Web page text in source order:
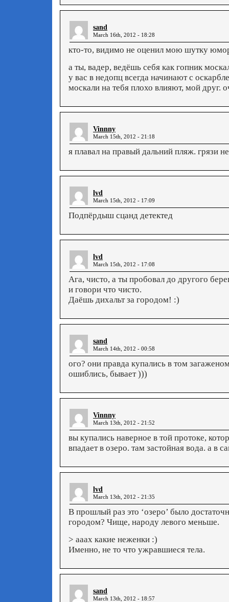
sand
March 16th, 2012 - 18:28
кто-то, видимо не оценил мою шутку
а ты, вадер, ведёшь себя как гопник
у вас в недопц всегда начинают с
москали на тебя плохо влияют, мой друг.
Vinnny
March 15th, 2012 - 21:18
я плавал на правый дальний пляж. грязи
lvd
March 15th, 2012 - 17:09
Подпёрдыш сцанд детектед
lvd
March 15th, 2012 - 17:08
Ага, чисто, а ты пробовал до другого
и говори что чисто.
Даёшь дихальт за городом! :)
sand
March 14th, 2012 - 00:58
ого? они правда купались в том
ошиблись, бывает )))
Vinnny
March 13th, 2012 - 21:52
вы купались наверное в той протоке,
впадает в озеро. там застойная вода. а в
lvd
March 13th, 2012 - 21:35
В прошлый раз это ‘озеро’ было
городом? Чище, народу левого меньше.
> ааах какие неженки :)
Именно, не то что ужравшиеся тела.
sand
March 13th, 2012 - 18:57